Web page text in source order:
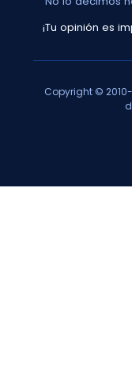
¡Tu opinión es
Copyright ©